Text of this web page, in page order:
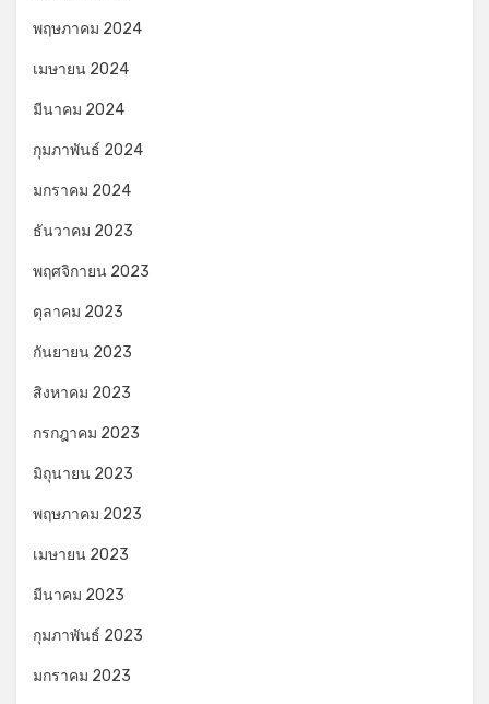
พฤษภาคม 2024
เมษายน 2024
มีนาคม 2024
กุมภาพันธ์ 2024
มกราคม 2024
ธันวาคม 2023
พฤศจิกายน 2023
ตุลาคม 2023
กันยายน 2023
สิงหาคม 2023
กรกฎาคม 2023
มิถุนายน 2023
พฤษภาคม 2023
เมษายน 2023
มีนาคม 2023
กุมภาพันธ์ 2023
มกราคม 2023